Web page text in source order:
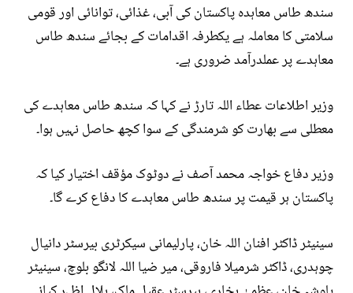
سندھ طاس معاہدہ پاکستان کی آبی، غذائی، توانائی اور قومی
سلامتی کا معاملہ ہے یکطرفہ اقدامات کے بجائے سندھ طاس
معاہدے پر عملدرآمد ضروری ہے۔
وزیر اطلاعات عطاء اللہ تارڑ نے کہا کہ سندھ طاس معاہدے کی
معطلی سے بھارت کو شرمندگی کے سوا کچھ حاصل نہیں ہوا۔
وزیر دفاع خواجہ محمد آصف نے دوٹوک مؤقف اختیار کیا کہ
پاکستان ہر قیمت پر سندھ طاس معاہدے کا دفاع کرے گا۔
سینیٹر ڈاکٹر افنان اللہ خان، پارلیمانی سیکرٹری بیرسٹر دانیال
چوہدری، ڈاکٹر شرمیلا فاروقی، میر ضیا اللہ لانگو بلوچ، سینیٹر